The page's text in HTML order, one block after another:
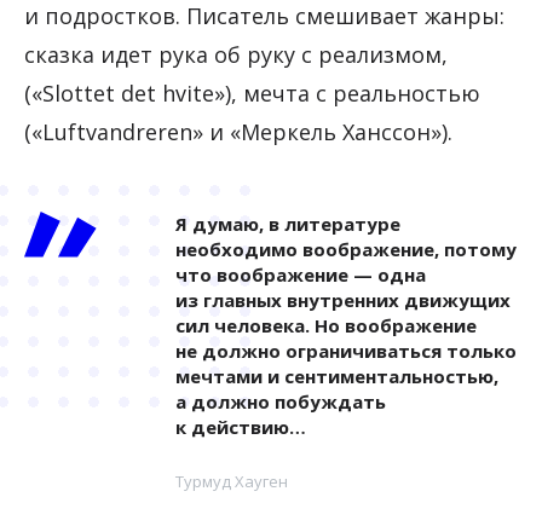
и подростков. Писатель смешивает жанры:
сказка идет рука об руку с реализмом,
(«Slottet det hvite»), мечта с реальностью
(«Luftvandreren» и «Меркель Ханссон»).
Я думаю, в литературе
необходимо воображение, потому
что воображение — одна
из главных внутренних движущих
сил человека. Но воображение
не должно ограничиваться только
мечтами и сентиментальностью,
а должно побуждать
к действию…
Турмуд Хауген